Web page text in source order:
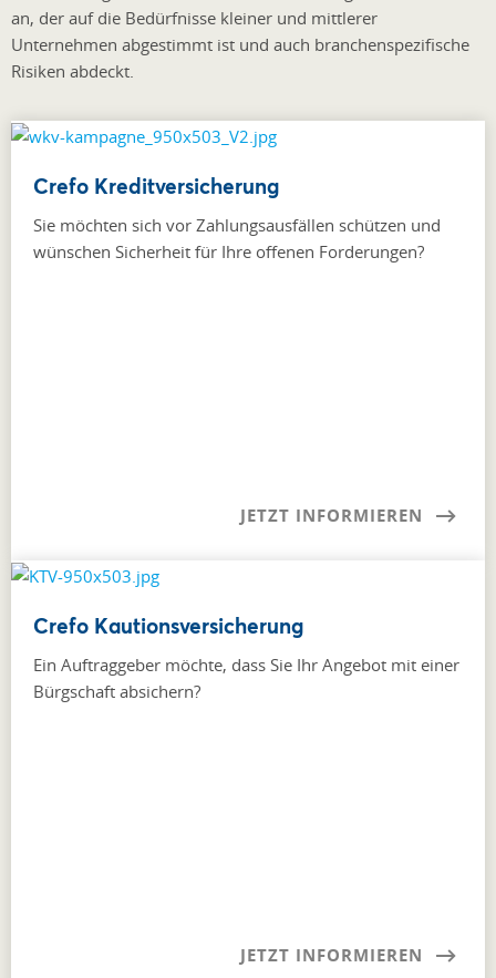
an, der auf die Bedürfnisse kleiner und mittlerer
Unternehmen abgestimmt ist und auch branchenspezifische
Risiken abdeckt.
Crefo Kreditversicherung
Sie möchten sich vor Zahlungsausfällen schützen und
wünschen Sicherheit für Ihre offenen Forderungen?
JETZT INFORMIEREN
Crefo Kautionsversicherung
Ein Auftraggeber möchte, dass Sie Ihr Angebot mit einer
Bürgschaft absichern?
JETZT INFORMIEREN